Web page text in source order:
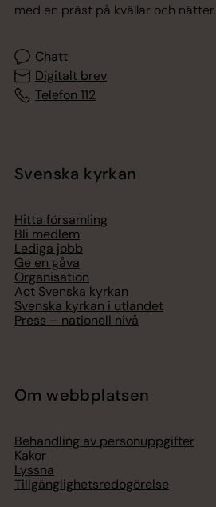
med en präst på kvällar och nätter.
Chatt
Digitalt brev
Telefon 112
Svenska kyrkan
Hitta församling
Bli medlem
Lediga jobb
Ge en gåva
Organisation
Act Svenska kyrkan
Svenska kyrkan i utlandet
Press – nationell nivå
Om webbplatsen
Behandling av personuppgifter
Kakor
Lyssna
Tillgänglighetsredogörelse